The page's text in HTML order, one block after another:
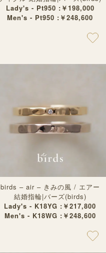
Lady's - Pt950 :￥198,000
Men's - Pt950 :￥248,600
birds – air – きみの風 / エアー
結婚指輪|バーズ(birds)
Lady's - K18YG :￥217,800
Men's - K18WG :￥248,600